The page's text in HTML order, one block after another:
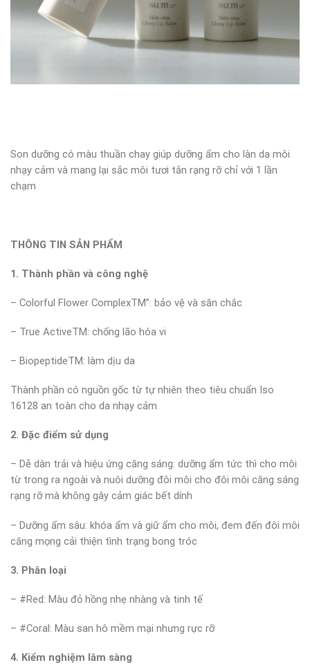
Son dưỡng có màu thuần chay giúp dưỡng ẩm cho làn da môi
nhạy cảm và mang lại sắc môi tươi tắn rạng rỡ chỉ với 1 lần
chạm
THÔNG TIN SẢN PHẨM
1. Thành phần và công nghệ
– Colorful Flower ComplexTM”: bảo vệ và săn chắc
– True ActiveTM: chống lão hóa vi
– BiopeptideTM: làm dịu da
Thành phần có nguồn gốc từ tự nhiên theo tiêu chuẩn Iso
16128 an toàn cho da nhạy cảm
2. Đặc điểm sử dụng
– Dễ dàn trải và hiệu ứng căng sáng: dưỡng ẩm tức thì cho môi
từ trong ra ngoài và nuôi dưỡng đôi môi cho đôi môi căng sáng
rạng rỡ mà không gây cảm giác bết dính
– Dưỡng ẩm sâu: khóa ẩm và giữ ẩm cho môi, đem đến đôi môi
căng mọng cải thiện tình trạng bong tróc
3. Phân loại
– #Red: Màu đỏ hồng nhẹ nhàng và tinh tế
– #Coral: Màu san hô mềm mại nhưng rực rỡ
4. Kiểm nghiệm lâm sàng